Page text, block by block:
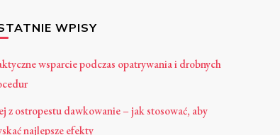
WPISY
wsparcie podczas opatrywania i drobnych
z ostropestu dawkowanie – jak stosować, aby
najlepsze efekty